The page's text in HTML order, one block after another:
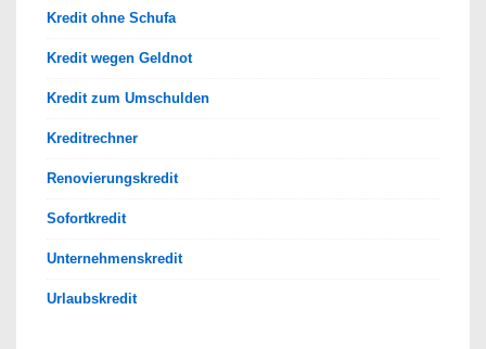
Kredit ohne Schufa
Kredit wegen Geldnot
Kredit zum Umschulden
Kreditrechner
Renovierungskredit
Sofortkredit
Unternehmenskredit
Urlaubskredit